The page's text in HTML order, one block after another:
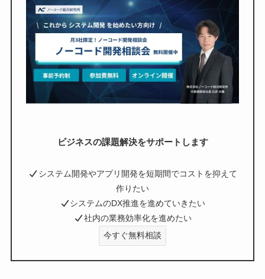
ビジネスの課題解決をサポートします
システム開発やアプリ開発を短期間でコストを抑えて
作りたい
システムのDX推進を進めていきたい
社内の業務効率化を進めたい
今すぐ無料相談